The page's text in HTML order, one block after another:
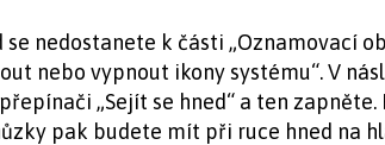
se nedostanete k části „Oznamovací
nebo vypnout ikony systému“. V
„Sejít se hned“ a ten zapněte.
pak budete mít při ruce hned na